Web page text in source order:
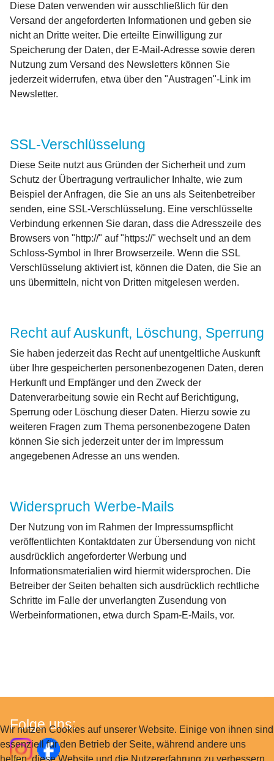
Diese Daten verwenden wir ausschließlich für den
Versand der angeforderten Informationen und geben sie
nicht an Dritte weiter. Die erteilte Einwilligung zur
Speicherung der Daten, der E-Mail-Adresse sowie deren
Nutzung zum Versand des Newsletters können Sie
jederzeit widerrufen, etwa über den "Austragen"-Link im
Newsletter.
SSL-Verschlüsselung
Diese Seite nutzt aus Gründen der Sicherheit und zum
Schutz der Übertragung vertraulicher Inhalte, wie zum
Beispiel der Anfragen, die Sie an uns als Seitenbetreiber
senden, eine SSL-Verschlüsselung. Eine verschlüsselte
Verbindung erkennen Sie daran, dass die Adresszeile des
Browsers von "http://" auf "https://" wechselt und an dem
Schloss-Symbol in Ihrer Browserzeile. Wenn die SSL
Verschlüsselung aktiviert ist, können die Daten, die Sie an
uns übermitteln, nicht von Dritten mitgelesen werden.
Recht auf Auskunft, Löschung, Sperrung
Sie haben jederzeit das Recht auf unentgeltliche Auskunft
über Ihre gespeicherten personenbezogenen Daten, deren
Herkunft und Empfänger und den Zweck der
Datenverarbeitung sowie ein Recht auf Berichtigung,
Sperrung oder Löschung dieser Daten. Hierzu sowie zu
weiteren Fragen zum Thema personenbezogene Daten
können Sie sich jederzeit unter der im Impressum
angegebenen Adresse an uns wenden.
Widerspruch Werbe-Mails
Der Nutzung von im Rahmen der Impressumspflicht
veröffentlichten Kontaktdaten zur Übersendung von nicht
ausdrücklich angeforderter Werbung und
Informationsmaterialien wird hiermit widersprochen. Die
Betreiber der Seiten behalten sich ausdrücklich rechtliche
Schritte im Falle der unverlangten Zusendung von
Werbeinformationen, etwa durch Spam-E-Mails, vor.
Folge uns:
Wir nutzen Cookies auf unserer Website. Einige von ihnen sind
essenziell für den Betrieb der Seite, während andere uns
helfen, diese Website und die Nutzererfahrung zu verbessern